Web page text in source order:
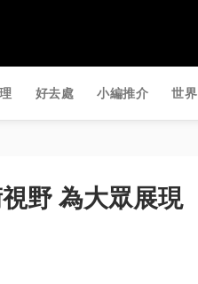
好去處 小編推介 世界
野 為大眾展現